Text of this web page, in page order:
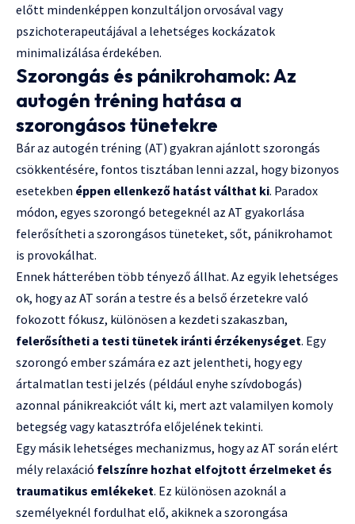
előtt mindenképpen konzultáljon orvosával vagy
pszichoterapeutájával a lehetséges kockázatok
minimalizálása érdekében.
Szorongás és pánikrohamok: Az
autogén tréning hatása a
szorongásos tünetekre
Bár az autogén tréning (AT) gyakran ajánlott szorongás
csökkentésére, fontos tisztában lenni azzal, hogy bizonyos
esetekben éppen ellenkező hatást válthat ki. Paradox
módon, egyes szorongó betegeknél az AT gyakorlása
felerősítheti a szorongásos tüneteket, sőt, pánikrohamot
is provokálhat.
Ennek hátterében több tényező állhat. Az egyik lehetséges
ok, hogy az AT során a testre és a belső érzetekre való
fokozott fókusz, különösen a kezdeti szakaszban,
felerősítheti a testi tünetek iránti érzékenységet. Egy
szorongó ember számára ez azt jelentheti, hogy egy
ártalmatlan testi jelzés (például enyhe szívdobogás)
azonnal pánikreakciót vált ki, mert azt valamilyen komoly
betegség vagy katasztrófa előjelének tekinti.
Egy másik lehetséges mechanizmus, hogy az AT során elért
mély relaxáció felszínre hozhat elfojtott érzelmeket és
traumatikus emlékeket. Ez különösen azoknál a
személyeknél fordulhat elő, akiknek a szorongása